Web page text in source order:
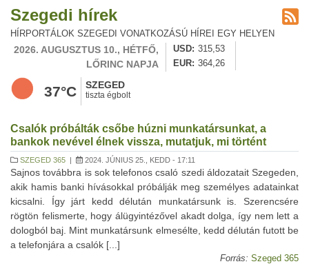
Szegedi hírek
HÍRPORTÁLOK SZEGEDI VONATKOZÁSÚ HÍREI EGY HELYEN
2026. AUGUSZTUS 10., HÉTFŐ,
LŐRINC NAPJA
USD
315,53
EUR
364,26
37°C SZEGED
tiszta égbolt
Csalók próbálták csőbe húzni munkatársunkat, a
bankok nevével élnek vissza, mutatjuk, mi történt
SZEGED 365 | 2024. JÚNIUS 25., KEDD - 17:11
Sajnos továbbra is sok telefonos csaló szedi áldozatait Szegeden,
akik hamis banki hívásokkal próbálják meg személyes adatainkat
kicsalni. Így járt kedd délután munkatársunk is. Szerencsére
rögtön felismerte, hogy álügyintézővel akadt dolga, így nem lett a
dologból baj. Mint munkatársunk elmesélte, kedd délután futott be
a telefonjára a csalók [...]
Forrás: Szeged 365